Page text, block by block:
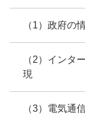
（1）政府の
（2）インタ
現
（3）電気通